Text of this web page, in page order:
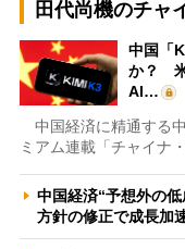
田代尚機のチャ
中国「
か？ 米
AI…
中国経済に精通する
ミアム連載「チャイナ
中国経済“予想外の
方針の修正で成長加